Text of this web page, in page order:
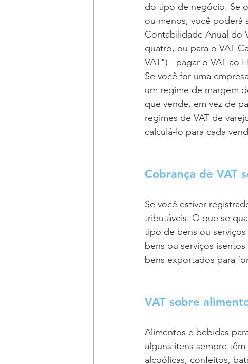
do tipo de negócio. Se
ou menos, você poderá
Contabilidade Anual do
quatro, ou para o VAT
VAT") - pagar o VAT ao
Se você for uma
um regime de margem
que vende, em vez de
regimes de VAT de
calculá-lo para cada
Cobrança de VAT
Se você estiver
tributáveis. O que se
tipo de bens ou
bens ou serviços
bens exportados para
VAT sobre
Alimentos e bebidas
alguns itens sempre
alcoólicas, confeitos,